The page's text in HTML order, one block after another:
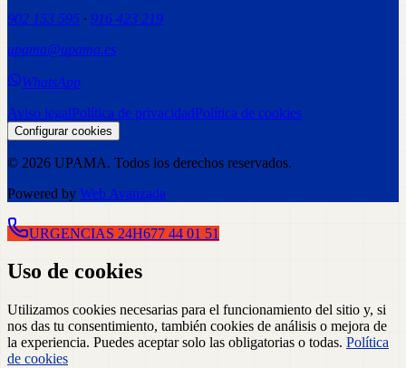
902 153 595 · 916 423 219
upama@upama.es
WhatsApp
Aviso legalPolítica de privacidadPolítica de cookies
Configurar cookies
© 2026 UPAMA. Todos los derechos reservados.
Powered by Web Avanzada
URGENCIAS 24H677 44 01 51
Uso de cookies
Utilizamos cookies necesarias para el funcionamiento del sitio y, si
nos das tu consentimiento, también cookies de análisis o mejora de
la experiencia. Puedes aceptar solo las obligatorias o todas. Política
de cookies